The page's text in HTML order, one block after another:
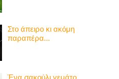
Στο άπειρο κι ακόμη
παραπέρα...
Ένα σακούλι γεμάτο